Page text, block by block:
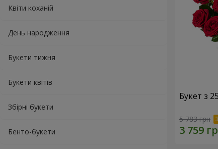
Квіти коханій
День народження
Букети тижня
Букети квітів
Збірні букети
Бенто-букети
Букет з
5 783 грн